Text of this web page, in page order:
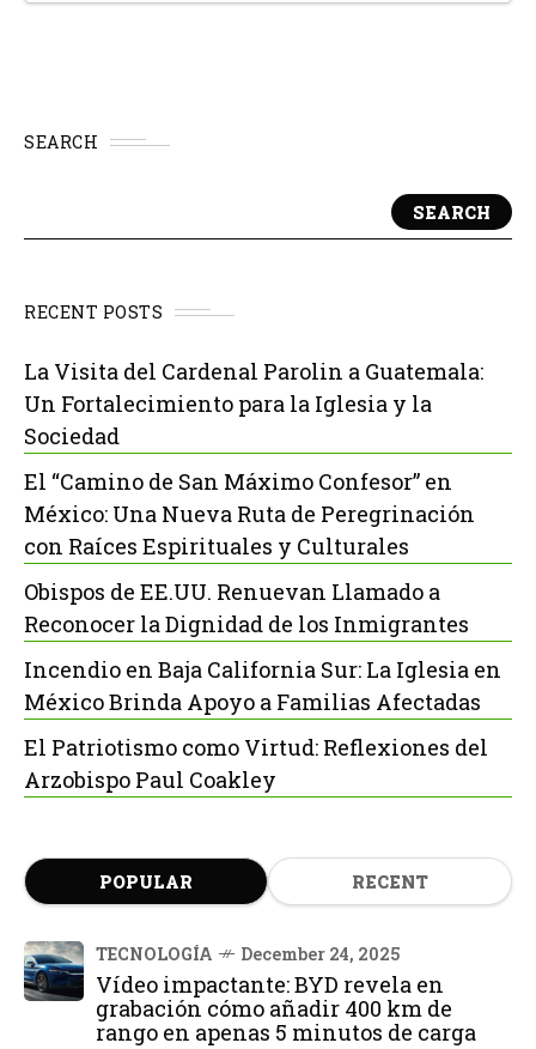
SEARCH
SEARCH
RECENT POSTS
La Visita del Cardenal Parolin a Guatemala:
Un Fortalecimiento para la Iglesia y la
Sociedad
El “Camino de San Máximo Confesor” en
México: Una Nueva Ruta de Peregrinación
con Raíces Espirituales y Culturales
Obispos de EE.UU. Renuevan Llamado a
Reconocer la Dignidad de los Inmigrantes
Incendio en Baja California Sur: La Iglesia en
México Brinda Apoyo a Familias Afectadas
El Patriotismo como Virtud: Reflexiones del
Arzobispo Paul Coakley
POPULAR RECENT
TECNOLOGÍA December 24, 2025
Vídeo impactante: BYD revela en
grabación cómo añadir 400 km de
rango en apenas 5 minutos de carga